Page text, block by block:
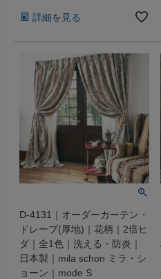
詳細を見る
D-4131｜オーダーカーテン・
ドレープ(厚地)｜花柄｜2倍ヒ
ダ｜全1色｜洗える・防炎｜
日本製｜mila schon ミラ・シ
ョーン｜mode S